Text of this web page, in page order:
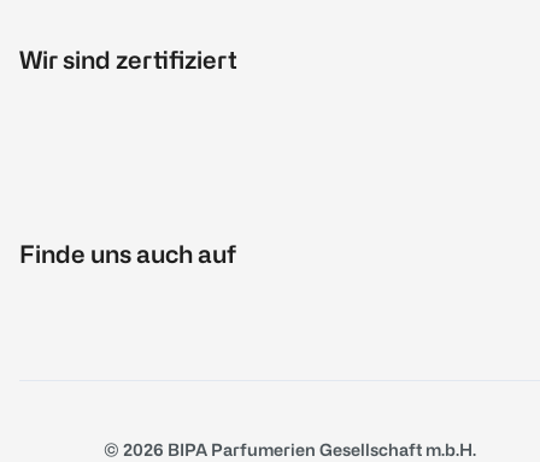
Wir sind zertifiziert
Finde uns auch auf
© 2026 BIPA Parfumerien Gesellschaft m.b.H.